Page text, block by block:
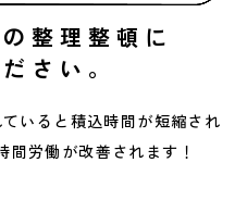
整理整頓に
さい。
いると 積込時間が短縮され
間労働が改善されます！